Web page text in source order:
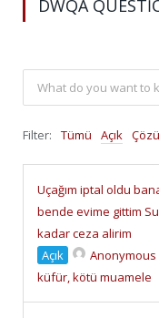
DWQA
Filter: Tümü Açık
Uçağım iptal oldu
bende evime gittim
kadar ceza alirim
Açık
Anonymous
küfür, kötü muamele